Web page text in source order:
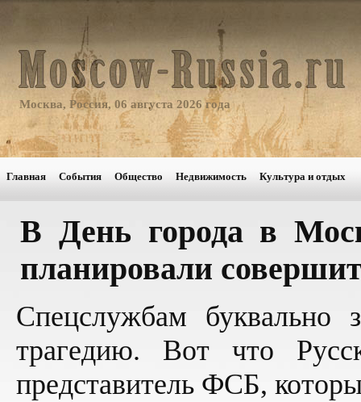
Москва, Россия, 06 августа 2026 года
Главная События Общество Недвижимость Культура и отдых
В День города в
планировали
Спецслужбам буквально
трагедию. Вот что
представитель ФСБ,